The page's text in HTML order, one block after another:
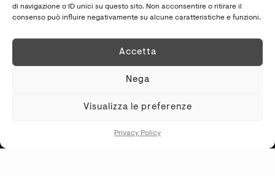
di navigazione o ID unici su questo sito. Non acconsentire o ritirare il
consenso può influire negativamente su alcune caratteristiche e funzioni.
Accetta
Nega
Visualizza le preferenze
Privacy Policy
S.S. Cassia Km 93.700 - 01027 Montefiascone (VT)